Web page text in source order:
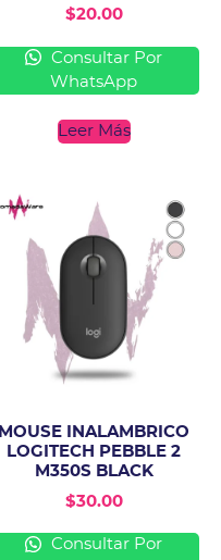
$20.00
Consultar Por
WhatsApp
Leer Más
MOUSE INALAMBRICO
LOGITECH PEBBLE 2
M350S BLACK
$30.00
Consultar Por